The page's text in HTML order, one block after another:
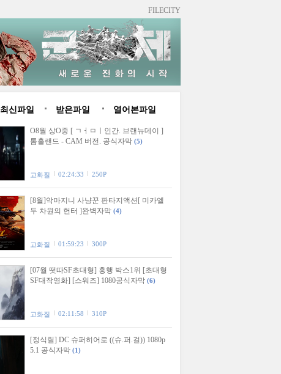
FILECITY
최신파일 받은파일 열어본파일
O8월 상O중 [ ㄱㅓㅁㅣ인간. 브랜뉴데이 ]
톰홀랜드 - CAM 버전. 공식자막 (5)
고화질 02:24:33 250P
[8월]악마지니 사냥꾼 판타지액션[ 미카엘
두 차원의 헌터 ]완벽자막 (4)
고화질 01:59:23 300P
[07월 떳따SF초대형] 흥행 박스1위 [초대형
SF대작영화] [스워즈] 1080공식자막 (6)
고화질 02:11:58 310P
[정식릴] DC 슈퍼히어로 ((슈.퍼.걸)) 1080p
5.1 공식자막 (1)